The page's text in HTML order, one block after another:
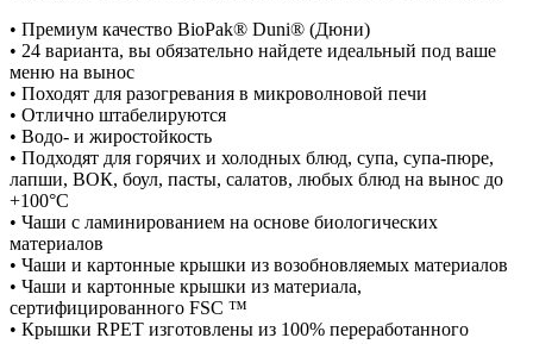
• Премиум качество BioPak® Duni® (Дюни)
• 24 варианта, вы обязательно найдете идеальный под ваше
меню на вынос
• Походят для разогревания в микроволновой печи
• Отлично штабелируются
• Водо- и жиростойкость
• Подходят для горячих и холодных блюд, супа, супа-пюре,
лапши, ВОК, боул, пасты, салатов, любых блюд на вынос до
+100°С
• Чаши с ламинированием на основе биологических
материалов
• Чаши и картонные крышки из возобновляемых материалов
• Чаши и картонные крышки из материала,
сертифицированного FSC ™
• Крышки RPET изготовлены из 100% переработанного